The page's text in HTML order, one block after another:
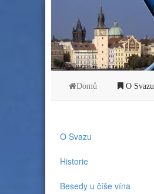
Domů O Svazu
O Svazu
Historie
Besedy u číše vína